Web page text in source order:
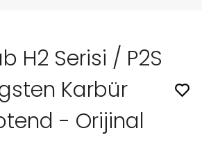
H2 Serisi / P2S
Karbür
- Orijinal